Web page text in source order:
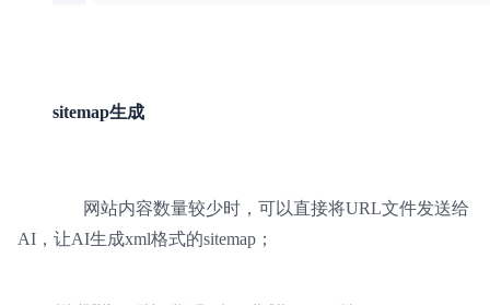
sitemap生成
网站内容数量较少时，可以直接将URL文件发送给
AI，让AI生成xml格式的sitemap；